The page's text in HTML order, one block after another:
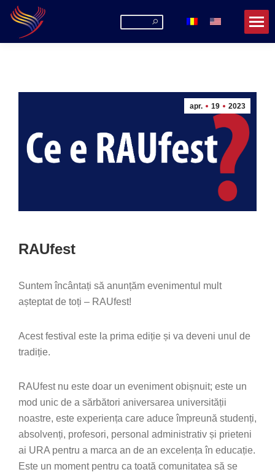
Search:
apr. 19 2023
RAUfest
Suntem încântați să anunțăm evenimentul mult
așteptat de toți – RAUfest!
Acest festival este la prima ediție și va deveni unul de
tradiție.
RAUfest nu este doar un eveniment obișnuit; este un
mod unic de a sărbători aniversarea universității
noastre, este experiența care aduce împreună studenți,
absolvenți, profesori, personal administrativ și prieteni
ai URA pentru a marca an de an excelența în educație.
Este un moment pentru ca toată comunitatea să se